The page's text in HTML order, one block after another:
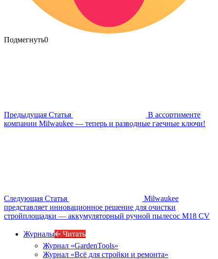
Подмегнуть0
Предыдущая Статья
В ассортименте
компании Milwaukee — теперь и разводные гаечные ключи!
Следующая Статья
Milwaukee
представляет инновационное решение для очистки
стройплощадки — аккумуляторный ручной пылесос M18 CV
Журналы🡨 Читать
Журнал «GardenTools»
Журнал «Всё для стройки и ремонта»